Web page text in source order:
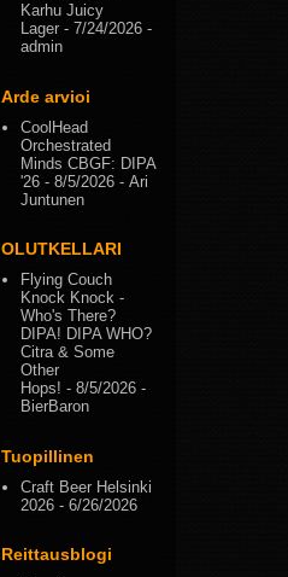
Karhu Juicy
Lager - 7/24/2026 -
admin
Arde arvioi
CoolHead
Orchestrated
Minds CBGF: DIPA
'26 - 8/5/2026 - Ari
Juntunen
OLUTKELLARI
Flying Couch
Knock Knock -
Who's There?
DIPA! DIPA WHO?
Citra & Some
Other
Hops! - 8/5/2026 -
BierBaron
Tuopillinen
Craft Beer Helsinki
2026 - 6/26/2026
Reittausblogi